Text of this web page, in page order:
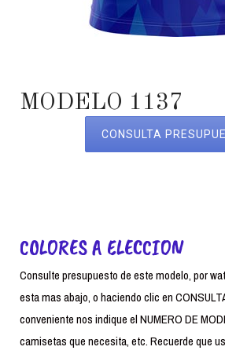
MODELO 1137
CONSULTA
COLORES A ELECCION
Consulte presupuesto de este modelo, por
esta mas abajo, o haciendo clic en
conveniente nos indique el NUMERO DE
camisetas que necesita, etc. Recuerde que